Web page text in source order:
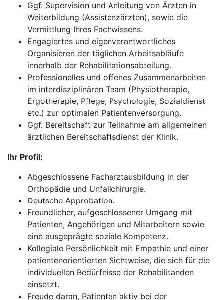
Ggf. Supervision und Anleitung von Ärzten in
Weiterbildung (Assistenzärzten), sowie die
Vermittlung Ihres Fachwissens.
Engagiertes und eigenverantwortliches
Organisieren der täglichen Arbeitsabläufe
innerhalb der Rehabilitationsabteilung.
Professionelles und offenes Zusammenarbeiten
im interdisziplinären Team (Physiotherapie,
Ergotherapie, Pflege, Psychologie, Sozialdienst
etc.) zur optimalen Patientenversorgung.
Ggf. Bereitschaft zur Teilnahme am allgemeinen
ärztlichen Bereitschaftsdienst der Klinik.
Ihr Profil:
Abgeschlossene Facharztausbildung in der
Orthopädie und Unfallchirurgie.
Deutsche Approbation.
Freundlicher, aufgeschlossener Umgang mit
Patienten, Angehörigen und Mitarbeitern sowie
eine ausgeprägte soziale Kompetenz.
Kollegiale Persönlichkeit mit Empathie und einer
patientenorientierten Sichtweise, die sich für die
individuellen Bedürfnisse der Rehabilitanden
einsetzt.
Freude daran, Patienten aktiv bei der